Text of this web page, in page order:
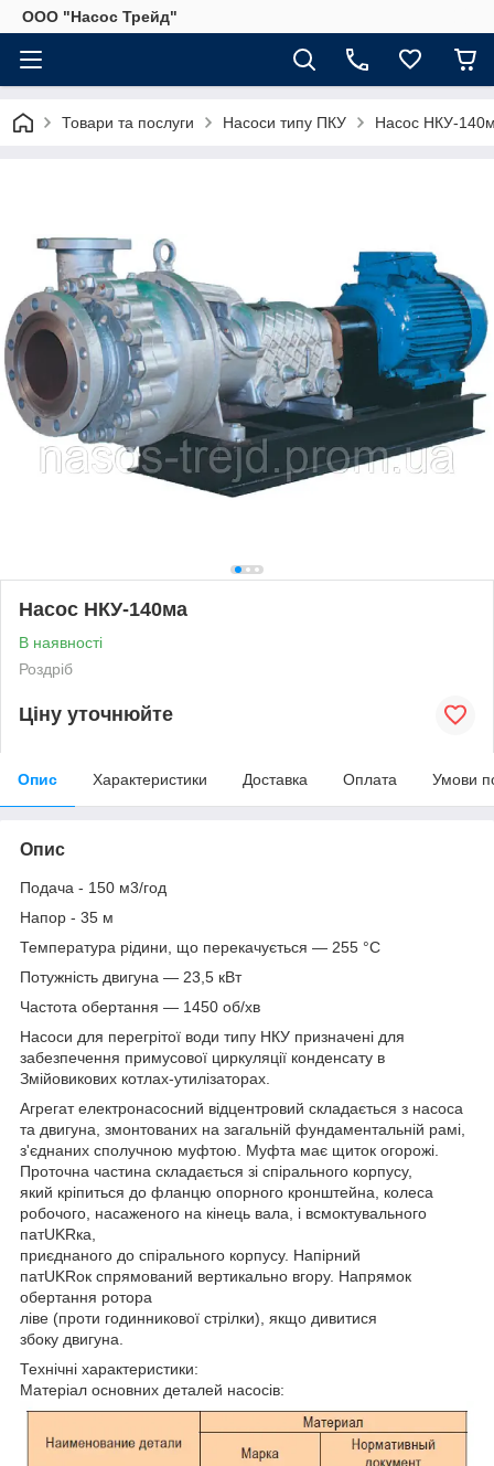
ООО "Насос Трейд"
Товари та послуги Насоси типу ПКУ Насос НКУ-
Насос НКУ-140ма
В наявності
Роздріб
Ціну уточнюйте
Опис Характеристики Доставка Оплата Умови
Опис
Подача - 150 м3/год
Напор - 35 м
Температура рідини, що перекачується — 255 °C
Потужність двигуна — 23,5 кВт
Частота обертання — 1450 об/хв
Насоси для перегрітої води типу НКУ призначені для
забезпечення примусової циркуляції конденсату в
Змійовикових котлах-утилізаторах.
Агрегат електронасосний відцентровий складається з насоса
та двигуна, змонтованих на загальній фундаментальній рамі,
з'єднаних сполучною муфтою. Муфта має щиток огорожі.
Проточна частина складається зі спірального корпусу,
який кріпиться до фланцю опорного кронштейна, колеса
робочого, насаженого на кінець вала, і всмоктувального
патUKRка,
приєднаного до спірального корпусу. Напірний
патUKRок спрямований вертикально вгору. Напрямок
обертання ротора
ліве (проти годинникової стрілки), якщо дивитися
збоку двигуна.
Технічні характеристики:
Матеріал основних деталей насосів: